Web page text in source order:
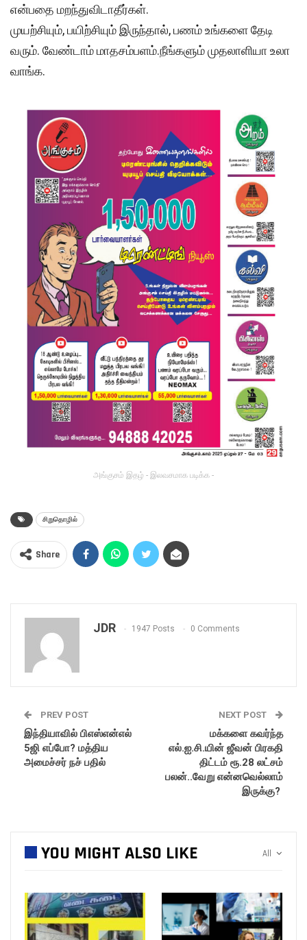
என்பதை மறந்துவிடாதீர்கள்.
முயற்சியும், பயிற்சியும் இருந்தால், பணம் உங்களை தேடி
வரும். வேண்டாம் மாதசம்பளம்.நீங்களும் முதலாளியா உலா
வாங்க.
அங்குசம் இதழ் - இலவசமாக படிக்க -
சிறுதொழில்
Share
JDR 1947 Posts 0 Comments
PREV POST
இந்தியாவில் பிஎஸ்என்எல்
5ஜி எப்போ? மத்திய
அமைச்சர் நச் பதில்
NEXT POST
மக்களை கவர்ந்த
எல்.ஐ.சி.யின் ஜீவன் பிரகதி
திட்டம் ரூ.28 லட்சம்
பலன்..வேறு என்னவெல்லாம்
இருக்கு?
All
YOU MIGHT ALSO LIKE